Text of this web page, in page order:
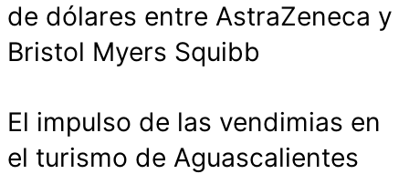
de dólares entre AstraZeneca y
Bristol Myers Squibb
El impulso de las vendimias en
el turismo de Aguascalientes